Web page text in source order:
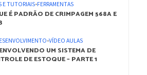
E TUTORIAIS•FERRAMENTAS
É PADRÃO DE CRIMPAGEM 568A E
•VÍDEO AULAS
UM SISTEMA DE
DE ESTOQUE – PARTE 1